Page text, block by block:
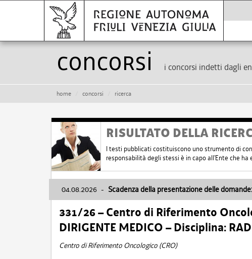
Concorsi i concorsi indetti dagli
home concorsi ricerca
RISULTATO DELLA
I testi pubblicati costituiscono uno strumento di
responsabilità degli stessi è in capo all'Ente che ha
04.08.2026 - Scadenza della presentazione delle
331/26 – Centro di Riferimento
DIRIGENTE MEDICO – Disciplina:
Centro di Riferimento Oncologico (CRO)